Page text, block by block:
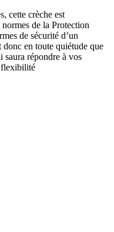
cette crèche est
de la Protection
de sécurité d’un
donc en toute quiétude que
saura répondre à vos
flexibilité